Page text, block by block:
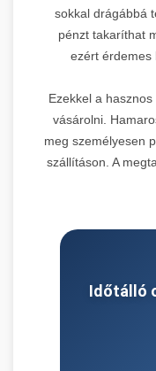
sokkal drágábbá
pénzt takaríthat
ezért érdemes
Ezekkel a
vásárolni.
meg személyesen
szállításon. A
Időtálló